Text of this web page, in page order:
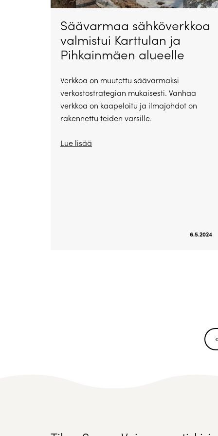
Säävarmaa sähköverkkoa
valmistui Karttulan ja
Pihkainmäen alueelle
Verkkoa on muutettu säävarmaksi
verkostostrategian mukaisesti. Vanhaa
verkkoa on kaapeloitu ja ilmajohdot on
rakennettu teiden varsille.
Lue lisää
6.5.2024